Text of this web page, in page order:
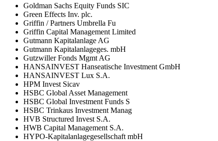
Goldman Sachs Equity Funds SIC
Green Effects Inv. plc.
Griffin / Partners Umbrella Fu
Griffin Capital Management Limited
Gutmann Kapitalanlage AG
Gutmann Kapitalanlageges. mbH
Gutzwiller Fonds Mgmt AG
HANSAINVEST Hanseatische Investment GmbH
HANSAINVEST Lux S.A.
HPM Invest Sicav
HSBC Global Asset Management
HSBC Global Investment Funds S
HSBC Trinkaus Investment Manag
HVB Structured Invest S.A.
HWB Capital Management S.A.
HYPO-Kapitalanlagegesellschaft mbH